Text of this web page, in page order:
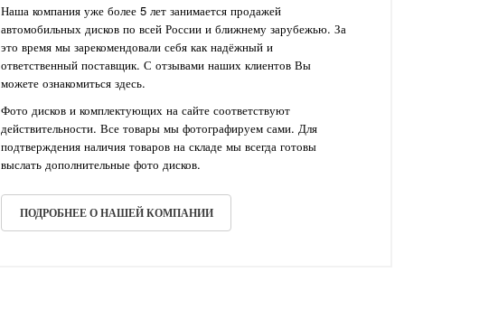
Наша компания уже более 5 лет занимается продажей
автомобильных дисков по всей России и ближнему зарубежью. За
это время мы зарекомендовали себя как надёжный и
ответственный поставщик. С отзывами наших клиентов Вы
можете ознакомиться здесь.
Фото дисков и комплектующих на сайте соответствуют
действительности. Все товары мы фотографируем сами. Для
подтверждения наличия товаров на складе мы всегда готовы
выслать дополнительные фото дисков.
ПОДРОБНЕЕ О НАШЕЙ КОМПАНИИ